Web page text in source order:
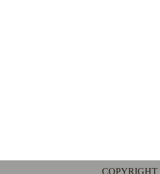
COPYRIGHT